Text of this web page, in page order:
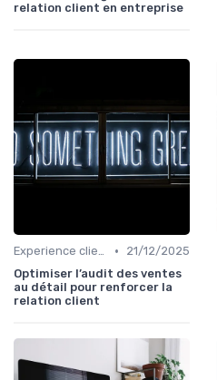
relation client en entreprise
Experience client •
21/12/2025
Optimiser l’audit des ventes
au détail pour renforcer la
relation client